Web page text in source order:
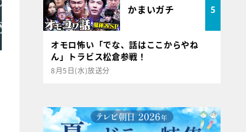
かまいガチ 5
オモロ怖い「でな、話はここからやね
ん」トラビス松倉参戦！
8月5日(水)放送分